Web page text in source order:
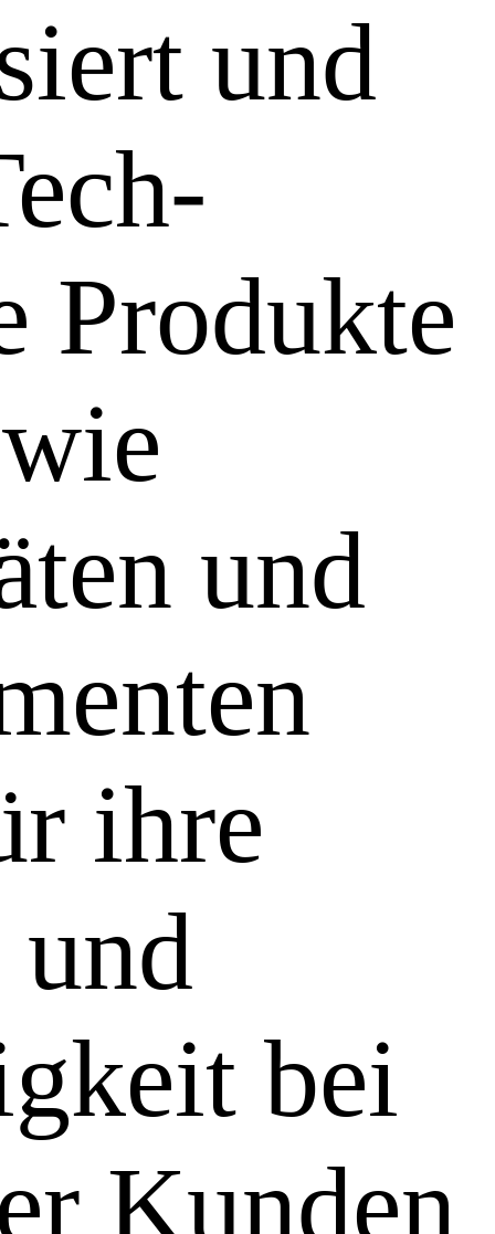
und
Produkte
und
ihre
bei
Kunden